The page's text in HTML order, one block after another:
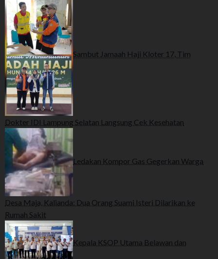
Sambut Jamaah Haji Kloter 17, Tim
Dokter IDI Lampung Selatan Langsung Cek Kesehatan
Ledakan Kompor Gas Gegerkan Warga
Desa Maja, Kalianda: Dua Orang Suami Isteri Dilarikan ke
Rumah Sakit
Kepala KSOP Utama Belawan dan